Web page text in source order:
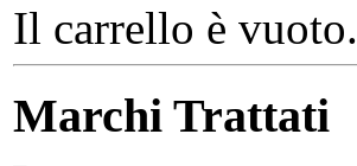
Il carrello è vuoto.
Marchi Trattati